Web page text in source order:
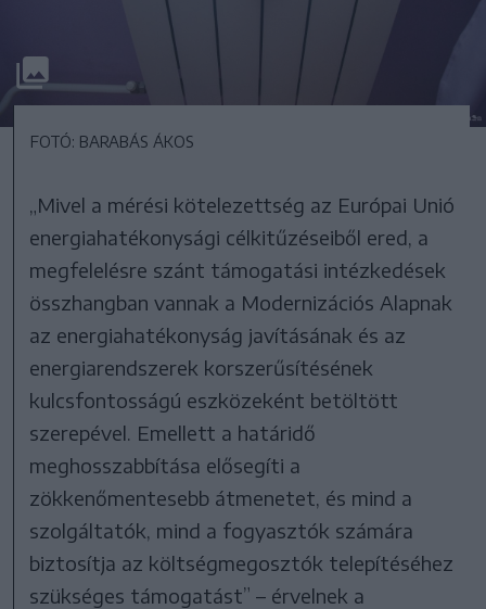
FOTÓ: BARABÁS ÁKOS
„Mivel a mérési kötelezettség az Európai Unió
energiahatékonysági célkitűzéseiből ered, a
megfelelésre szánt támogatási intézkedések
összhangban vannak a Modernizációs Alapnak
az energiahatékonyság javításának és az
energiarendszerek korszerűsítésének
kulcsfontosságú eszközeként betöltött
szerepével. Emellett a határidő
meghosszabbítása elősegíti a
zökkenőmentesebb átmenetet, és mind a
szolgáltatók, mind a fogyasztók számára
biztosítja az költségmegosztók telepítéséhez
szükséges támogatást” – érvelnek a